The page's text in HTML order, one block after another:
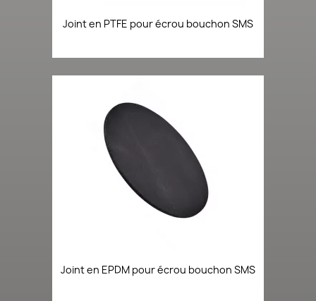
Joint en PTFE pour écrou bouchon SMS
Joint en EPDM pour écrou bouchon SMS